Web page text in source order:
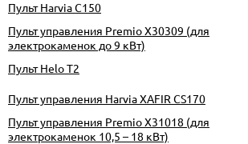
Пульт Harvia С150
Пульт управления Premio X30309 (для
электрокаменок до 9 кВт)
Пульт Helo T2
Пульт управления Harvia XAFIR CS170
Пульт управления Premio X31018 (для
электрокаменок 10,5 – 18 кВт)